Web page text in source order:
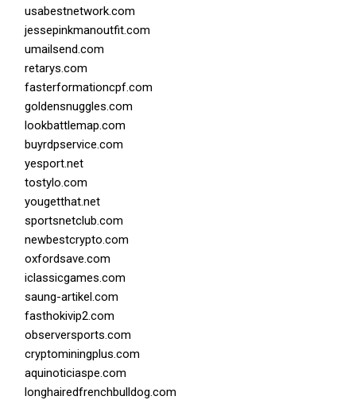
usabestnetwork.com
jessepinkmanoutfit.com
umailsend.com
retarys.com
fasterformationcpf.com
goldensnuggles.com
lookbattlemap.com
buyrdpservice.com
yesport.net
tostylo.com
yougetthat.net
sportsnetclub.com
newbestcrypto.com
oxfordsave.com
iclassicgames.com
saung-artikel.com
fasthokivip2.com
observersports.com
cryptominingplus.com
aquinoticiaspe.com
longhairedfrenchbulldog.com